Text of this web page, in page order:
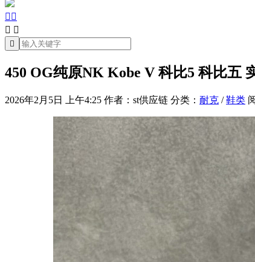
 
 

450 OG纯原NK Kobe V 科比5 科比五
2026年2月5日 上午4:25 作者：st供应链 分类： 耐克 /鞋类